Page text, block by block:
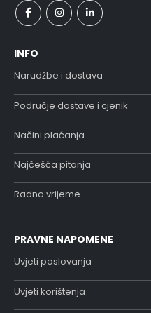
INFO
Narudžbe i dostava
Područje dostave i cjenik
Načini plaćanja
Najčešća pitanja
Radno vrijeme
PRAVNE NAPOMENE
Uvjeti poslovanja
Uvjeti korištenja